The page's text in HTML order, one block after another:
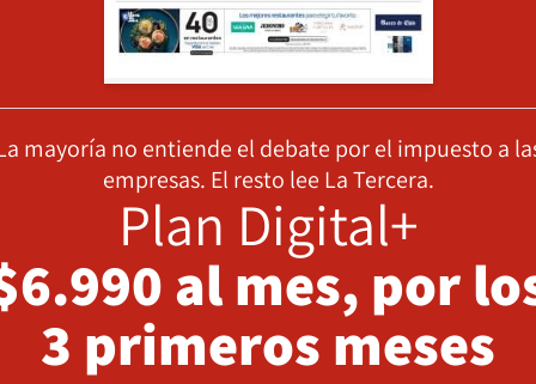
mayoría no entiende el debate por el impuesto a
empresas. El resto lee La Tercera.
Plan Digital+
al mes, por
3 primeros meses